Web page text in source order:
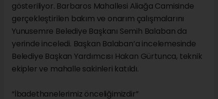
gösteriliyor. Barbaros Mahallesi Aliağa Camisinde
gerçekleştirilen bakım ve onarım çalışmalarını
Yunusemre Belediye Başkanı Semih Balaban da
yerinde inceledi. Başkan Balaban’a incelemesinde
Belediye Başkan Yardımcısı Hakan Gürtunca, teknik
ekipler ve mahalle sakinleri katıldı.
“İbadethanelerimiz önceliğimizdir”